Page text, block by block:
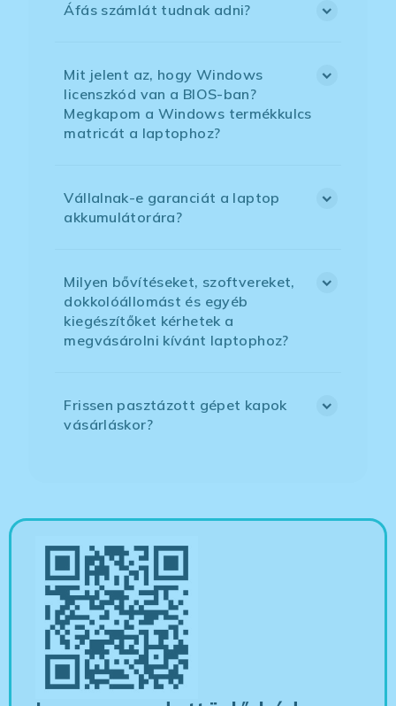
Áfás számlát tudnak adni?
Mit jelent az, hogy Windows
licenszkód van a BIOS-ban?
Megkapom a Windows termékkulcs
matricát a laptophoz?
Vállalnak-e garanciát a laptop
akkumulátorára?
Milyen bővítéseket, szoftvereket,
dokkolóállomást és egyéb
kiegészítőket kérhetek a
megvásárolni kívánt laptophoz?
Frissen pasztázott gépet kapok
vásárláskor?